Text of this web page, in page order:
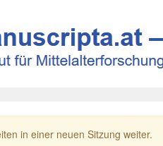
in einer neuen Sitzung weiter.